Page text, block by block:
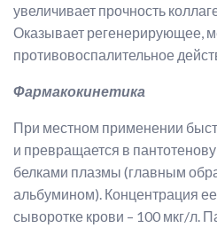
увеличивает прочность
Оказывает регенерирующее,
противовоспалительное
Фармакокинетика
При местном применении
и превращается в
белками плазмы (главным
альбумином). Концентрация
сыворотке крови – 100 мкг/л.